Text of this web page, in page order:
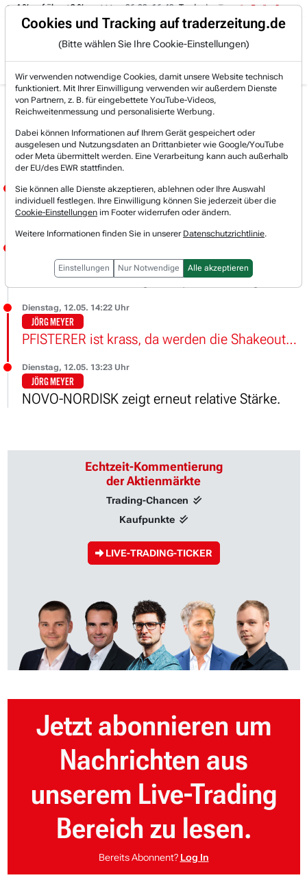
Trading-Room
-4 % auf über +3 %. 06.08. 16:49 Trade des Tages 06.08.
Gratis Account Login
Live-Trading-
Research
Dienstag, 12.05. 14:48 Uhr
JÖRG MEYER
JÖRG MEYER
Dienstag, 12.05. 14:22 Uhr
JÖRG MEYER
PFISTERER ist krass, da werden die Shakeouts auch sofort akkumuliert.
Dienstag, 12.05. 13:23 Uhr
JÖRG MEYER
NOVO-NORDISK zeigt erneut relative Stärke.
Echtzeit-Kommentierung
der Aktienmärkte
Trading-Chancen
Kaufpunkte
LIVE-TRADING-TICKER
Jetzt abonnieren um
Nachrichten aus
unserem Live-Trading
Bereich zu lesen.
Bereits Abonnent? Log In
Cookies und Tracking auf traderzeitung.de
(Bitte wählen Sie Ihre Cookie-Einstellungen)
Wir verwenden notwendige Cookies, damit unsere Website technisch
funktioniert. Mit Ihrer Einwilligung verwenden wir außerdem Dienste
von Partnern, z. B. für eingebettete YouTube-Videos,
Reichweitenmessung und personalisierte Werbung.
Dabei können Informationen auf Ihrem Gerät gespeichert oder
ausgelesen und Nutzungsdaten an Drittanbieter wie Google/YouTube
oder Meta übermittelt werden. Eine Verarbeitung kann auch außerhalb
der EU/des EWR stattfinden.
Sie können alle Dienste akzeptieren, ablehnen oder Ihre Auswahl
individuell festlegen. Ihre Einwilligung können Sie jederzeit über die
Cookie-Einstellungen im Footer widerrufen oder ändern.
Weitere Informationen finden Sie in unserer Datenschutzrichtlinie.
Einstellungen Nur Notwendige Alle akzeptieren